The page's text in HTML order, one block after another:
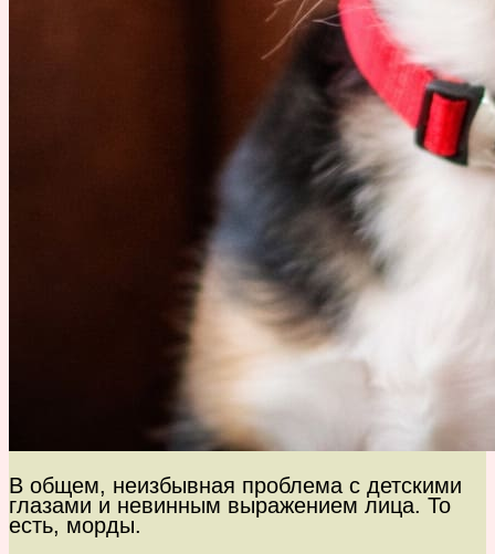
В общем, неизбывная проблема с детскими
глазами и невинным выражением лица. То
есть, морды.